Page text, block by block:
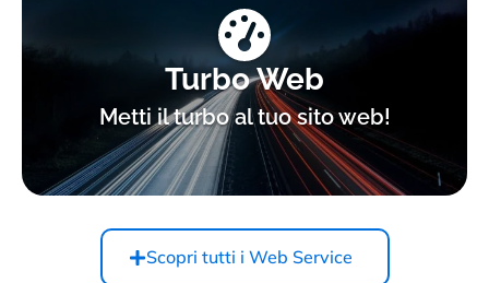
Turbo Web
Metti il turbo al tuo sito web!
Scopri tutti i Web Service